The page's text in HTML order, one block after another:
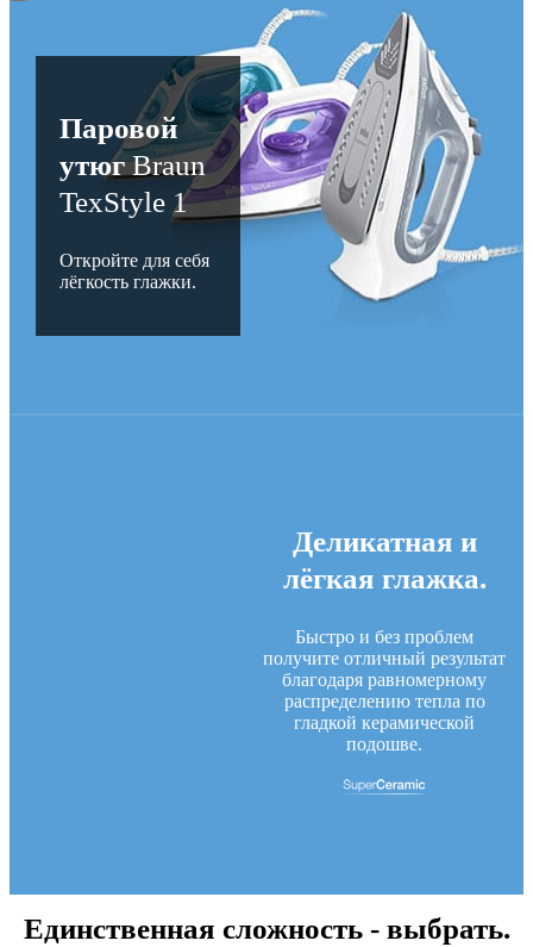
Паровой
утюгBraun
TexStyle 1
Откройте для себя
лёгкость глажки.
Деликатная и
лёгкая глажка.
Быстро и без проблем
получите отличный результат
благодаря равномерному
распределению тепла по
гладкой керамической
подошве.
Единственная сложность - выбрать.